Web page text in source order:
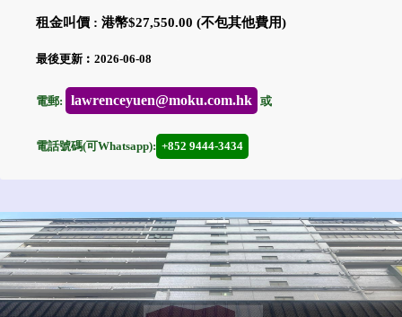
租金叫價 : 港幣$27,550.00 (不包其他費用)
最後更新︰2026-06-08
電郵: lawrenceyuen@moku.com.hk 或
電話號碼(可Whatsapp): +852 9444-3434